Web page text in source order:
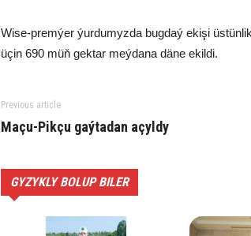
Wise-premýer ýurdumyzda bugdaý ekişi
üçin 690 müň gektar meýdana däne ekildi.
Previous article
Ma­çu-Pik­çu gaý­ta­dan açyl­dy
GYZYKLY BOLUP BILER